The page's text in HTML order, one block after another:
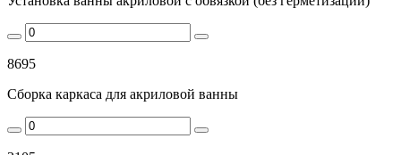
8695
Сборка каркаса для акриловой ванны